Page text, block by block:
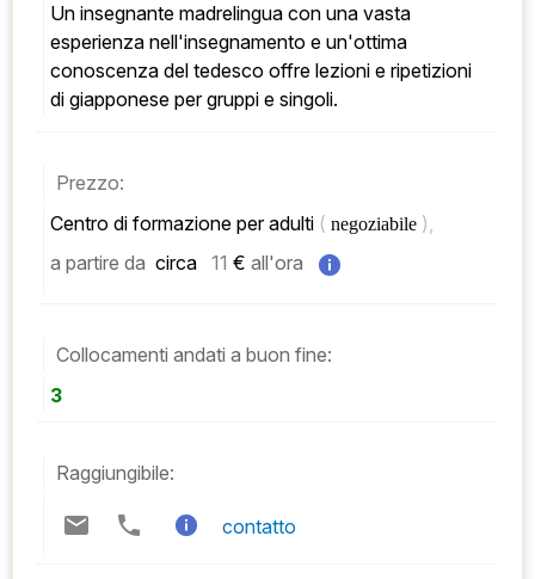
Un insegnante madrelingua con una vasta
esperienza nell'insegnamento e un'ottima
conoscenza del tedesco offre lezioni e ripetizioni
di giapponese per gruppi e singoli.
Prezzo:
Centro di formazione per adulti ( negoziabile ),
a partire da circa 11 € all'ora
Collocamenti andati a buon fine:
3
Raggiungibile:
contatto